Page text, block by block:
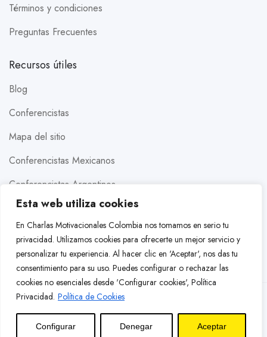
Esta web utiliza cookies
En Charlas Motivacionales Colombia nos tomamos en serio tu
privacidad. Utilizamos cookies para ofrecerte un mejor servicio y
personalizar tu experiencia. Al hacer clic en 'Aceptar', nos das tu
consentimiento para su uso. Puedes configurar o rechazar las
cookies no esenciales desde 'Configurar cookies', Política
Privacidad. Política de Cookies
Configurar Denegar Aceptar
Términos y condiciones
Preguntas Frecuentes
Recursos útiles
Blog
Conferencistas
Mapa del sitio
Conferencistas Mexicanos
Conferencistas Argentinos
Conferencistas Estados Unidos
Conferencistas Brasileros
Conferencistas Colombianos
© 2026 Charlas Motivacionales Colombia. Todos los
derechos reservados. Prohibida la copia de este sitio web.